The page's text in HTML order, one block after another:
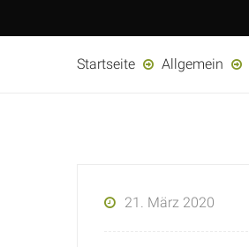
Startseite Allgemein
21. März 2020